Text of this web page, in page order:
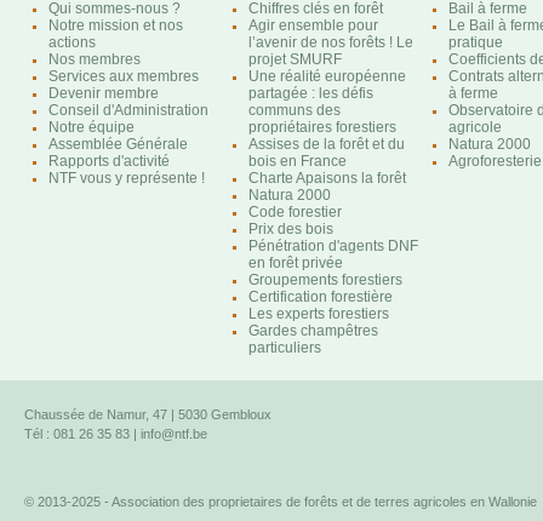
Qui sommes-nous ?
Notre mission et nos
actions
Nos membres
Services aux membres
Devenir membre
Conseil d'Administration
Notre équipe
Assemblée Générale
Rapports d'activité
NTF vous y représente !
Chiffres clés en forêt
Agir ensemble pour
l’avenir de nos forêts ! Le
projet SMURF
Une réalité européenne
partagée : les défis
communs des
propriétaires forestiers
Assises de la forêt et du
bois en France
Charte Apaisons la forêt
Natura 2000
Code forestier
Prix des bois
Pénétration d'agents DNF
en forêt privée
Groupements forestiers
Certification forestière
Les experts forestiers
Gardes champêtres
particuliers
Bail à ferme
Le Bail à
pratique
Coefficients
Contrats
à ferme
Observatoire
agricole
Natura 2000
Chaussée de Namur, 47 | 5030 Gembloux
Tél : 081 26 35 83 | info@ntf.be
© 2013-2025 - Association des proprietaires de forêts et de terres agricoles en Wallonie